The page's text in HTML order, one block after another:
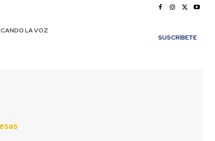
LA VOZ
SUSCRÍBETE